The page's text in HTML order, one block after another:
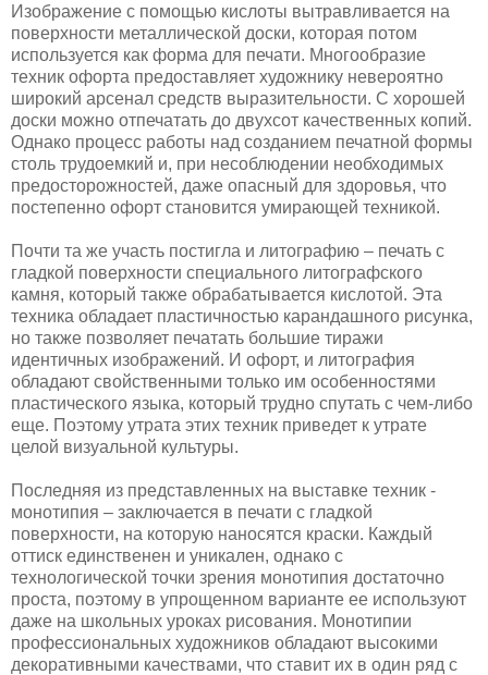
Изображение с помощью кислоты вытравливается на
поверхности металлической доски, которая потом
используется как форма для печати. Многообразие
техник офорта предоставляет художнику невероятно
широкий арсенал средств выразительности. С хорошей
доски можно отпечатать до двухсот качественных копий.
Однако процесс работы над созданием печатной формы
столь трудоемкий и, при несоблюдении необходимых
предосторожностей, даже опасный для здоровья, что
постепенно офорт становится умирающей техникой.
Почти та же участь постигла и литографию – печать с
гладкой поверхности специального литографского
камня, который также обрабатывается кислотой. Эта
техника обладает пластичностью карандашного рисунка,
но также позволяет печатать большие тиражи
идентичных изображений. И офорт, и литография
обладают свойственными только им особенностями
пластического языка, который трудно спутать с чем-либо
еще. Поэтому утрата этих техник приведет к утрате
целой визуальной культуры.
Последняя из представленных на выставке техник -
монотипия – заключается в печати с гладкой
поверхности, на которую наносятся краски. Каждый
оттиск единственен и уникален, однако с
технологической точки зрения монотипия достаточно
проста, поэтому в упрощенном варианте ее используют
даже на школьных уроках рисования. Монотипии
профессиональных художников обладают высокими
декоративными качествами, что ставит их в один ряд с